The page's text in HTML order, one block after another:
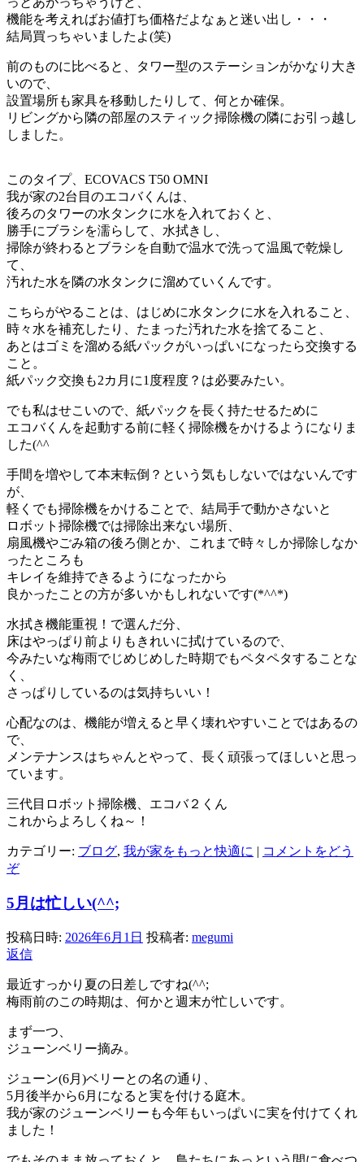
機能を考えればお値打ち価格だよなぁと迷い出し・・・
結局買っちゃいましたよ(笑)
前のものに比べると、タワー型のステーションがかなり大き
いので、
設置場所も家具を移動したりして、何とか確保。
リビングから隣の部屋のスティック掃除機の隣にお引っ越し
しました。
このタイプ、ECOVACS T50 OMNI
我が家の2台目のエコバくんは、
後ろのタワーの水タンクに水を入れておくと、
勝手にブラシを濡らして、水拭きし、
掃除が終わるとブラシを自動で温水で洗って温風で乾燥し
て、
汚れた水を隣の水タンクに溜めていくんです。
こちらがやることは、はじめに水タンクに水を入れること、
時々水を補充したり、たまった汚れた水を捨てること、
あとはゴミを溜める紙パックがいっぱいになったら交換する
こと。
紙パック交換も2カ月に1度程度？は必要みたい。
でも私はせこいので、紙パックを長く持たせるために
エコバくんを起動する前に軽く掃除機をかけるようになりま
した(^^ゞ
手間を増やして本末転倒？という気もしないではないんです
が、
軽くでも掃除機をかけることで、結局手で動かさないと
ロボット掃除機では掃除出来ない場所、
扇風機やごみ箱の後ろ側とか、これまで時々しか掃除しなか
ったところも
キレイを維持できるようになったから
良かったことの方が多いかもしれないです(*^^*)
水拭き機能重視！で選んだ分、
床はやっぱり前よりもきれいに拭けているので、
今みたいな梅雨でじめじめした時期でもペタペタすることな
く、
さっぱりしているのは気持ちいい！
心配なのは、機能が増えると早く壊れやすいことではあるの
で、
メンテナンスはちゃんとやって、長く頑張ってほしいと思っ
ています。
三代目ロボット掃除機、エコバ２くん
これからよろしくね～！
カテゴリー: ブログ, 我が家をもっと快適に | コメントをどう
ぞ
5月は忙しい(^^;
投稿日時: 2026年6月1日 投稿者: megumi
返信
最近すっかり夏の日差しですね(^^;
梅雨前のこの時期は、何かと週末が忙しいです。
まず一つ、
ジューンベリー摘み。
ジューン(6月)ベリーとの名の通り、
5月後半から6月になると実を付ける庭木。
我が家のジューンベリーも今年もいっぱいに実を付けてくれ
ました！